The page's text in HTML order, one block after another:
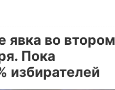
явка во втором
Пока
избирателей